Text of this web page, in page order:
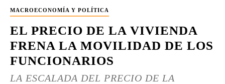
MACROECONOMÍA Y POLÍTICA
EL PRECIO DE LA VIVIENDA
FRENA LA MOVILIDAD DE LOS
FUNCIONARIOS
LA ESCALADA DEL PRECIO DE LA